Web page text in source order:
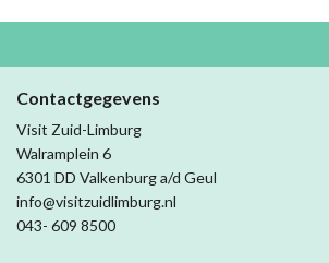
Contactgegevens
Visit Zuid-Limburg
Walramplein 6
6301 DD Valkenburg a/d Geul
info@visitzuidlimburg.nl
043- 609 8500